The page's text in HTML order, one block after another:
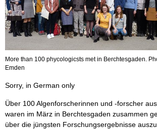
More than 100 phycologicsts met in Berchtesgaden.
Emden
Sorry, in German only
Über 100 Algenforscherinnen und -forscher
waren im März in Berchtesgaden zusammen
über die jüngsten Forschungsergebnisse